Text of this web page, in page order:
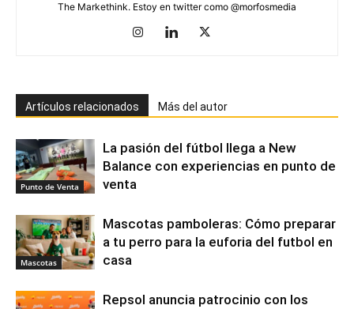
The Markethink. Estoy en twitter como @morfosmedia
Artículos relacionados Más del autor
Punto de Venta
La pasión del fútbol llega a New
Balance con experiencias en punto de
venta
Mascotas
Mascotas pamboleras: Cómo preparar
a tu perro para la euforia del futbol en
casa
Repsol anuncia patrocinio con los